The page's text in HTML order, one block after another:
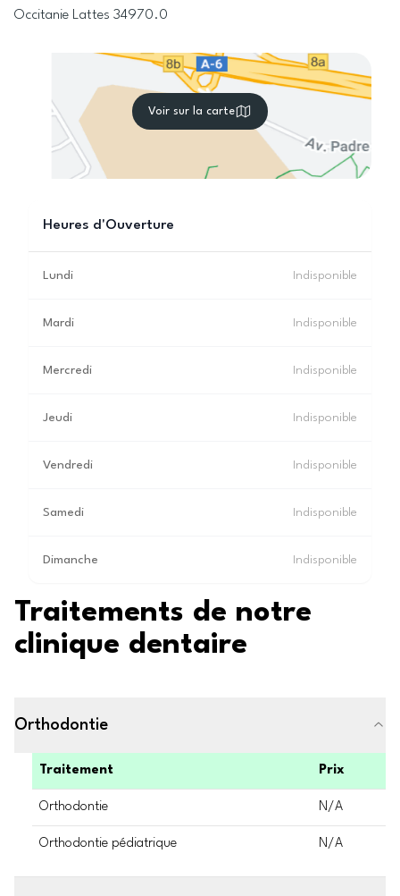
Occitanie Lattes 34970.0
Voir sur la carte
Heures d'Ouverture
Lundi Indisponible
Mardi Indisponible
Mercredi Indisponible
Jeudi Indisponible
Vendredi Indisponible
Samedi Indisponible
Dimanche Indisponible
Traitements de notre
clinique dentaire
Orthodontie
Traitement Prix
Orthodontie N/A
Orthodontie pédiatrique N/A